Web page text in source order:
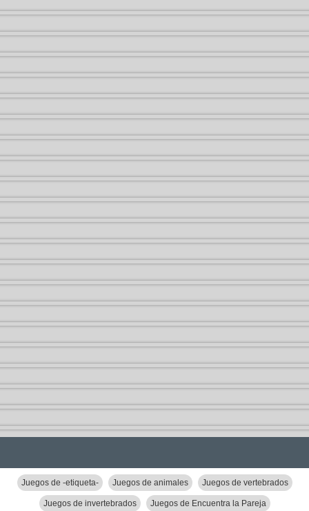
Juegos de -etiqueta- Juegos de animales Juegos de vertebrados
Juegos de invertebrados Juegos de Encuentra la Pareja